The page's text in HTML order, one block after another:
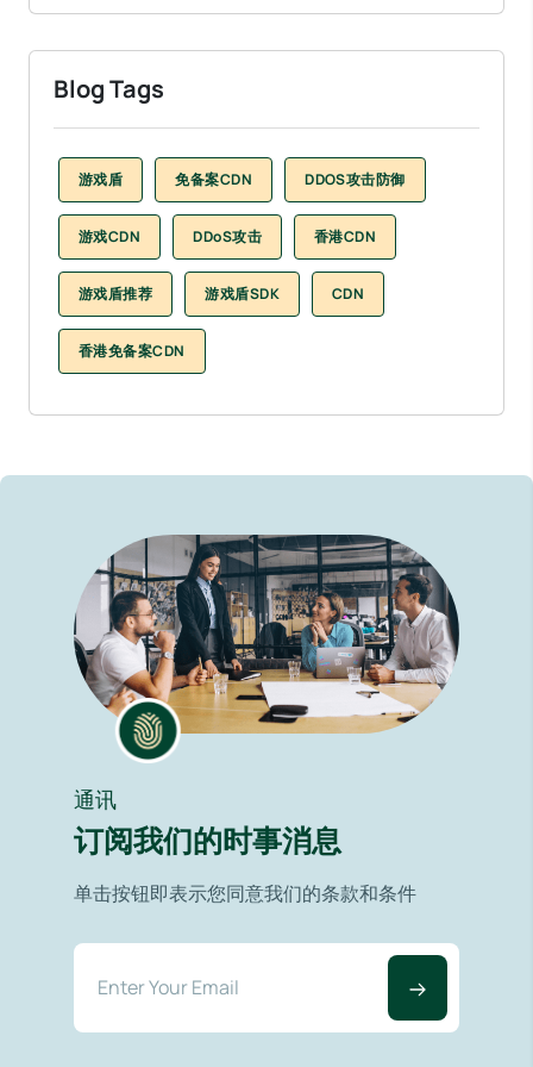
Blog Tags
游戏盾 免备案CDN DDOS攻击防御
游戏CDN DDoS攻击 香港CDN
游戏盾推荐 游戏盾SDK CDN
香港免备案CDN
通讯
订阅我们的时事消息
单击按钮即表示您同意我们的条款和条件